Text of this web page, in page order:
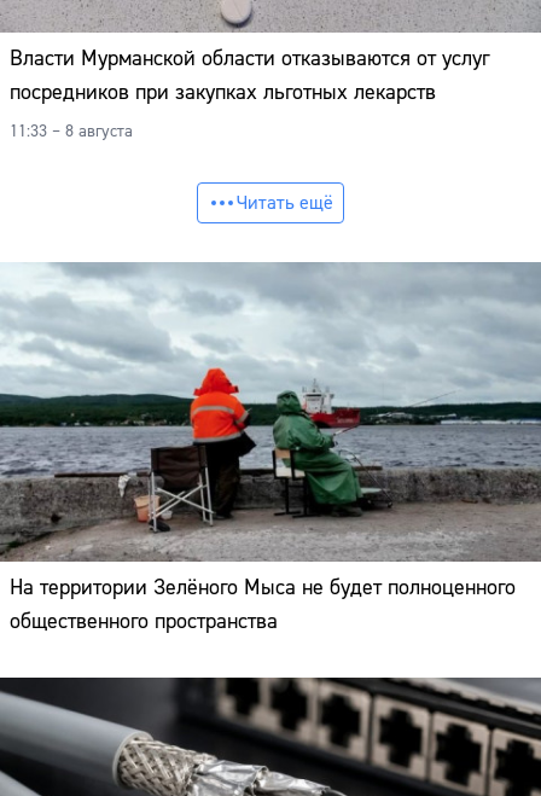
Власти Мурманской области отказываются от услуг
посредников при закупках льготных лекарств
11:33 – 8 августа
Читать ещё
На территории Зелёного Мыса не будет полноценного
общественного пространства